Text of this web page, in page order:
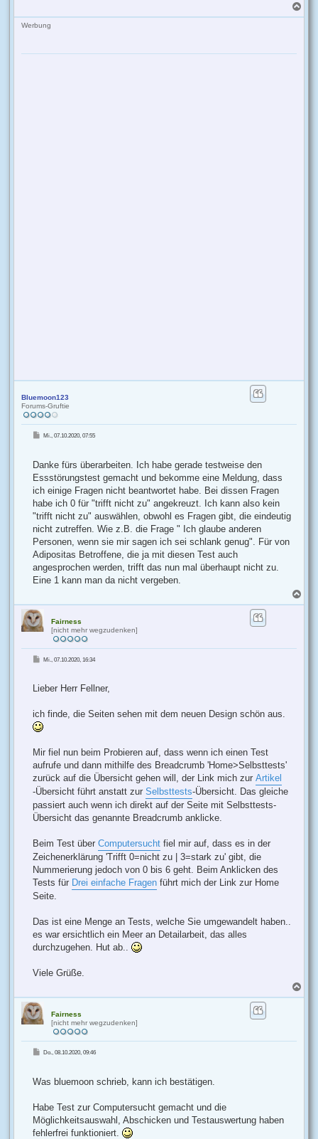
a
Werbung
Bluemoon123
Forums-Gruftie
e
a
g
Mi., 07.10.2020, 07:55
Danke fürs überarbeiten. Ich habe gerade testweise den
Essstörungstest gemacht und bekomme eine Meldung, dass
ich einige Fragen nicht beantwortet habe. Bei dissen Fragen
habe ich 0 für "trifft nicht zu" angekreuzt. Ich kann also kein
"trifft nicht zu" auswählen, obwohl es Fragen gibt, die eindeutig
nicht zutreffen. Wie z.B. die Frage " Ich glaube anderen
Personen, wenn sie mir sagen ich sei schlank genug". Für von
Adipositas Betroffene, die ja mit diesen Test auch
angesprochen werden, trifft das nun mal überhaupt nicht zu.
Eine 1 kann man da nicht vergeben.
a
Fairness
[nicht mehr wegzudenken]
e
a
g
Mi., 07.10.2020, 16:34
Lieber Herr Fellner,
ich finde, die Seiten sehen mit dem neuen Design schön aus.
Mir fiel nun beim Probieren auf, dass wenn ich einen Test
aufrufe und dann mithilfe des Breadcrumb 'Home>Selbsttests'
zurück auf die Übersicht gehen will, der Link mich zur Artikel
-Übersicht führt anstatt zur Selbsttests-Übersicht. Das gleiche
passiert auch wenn ich direkt auf der Seite mit Selbsttests-
Übersicht das genannte Breadcrumb anklicke.
Beim Test über Computersucht fiel mir auf, dass es in der
Zeichenerklärung 'Trifft 0=nicht zu | 3=stark zu' gibt, die
Nummerierung jedoch von 0 bis 6 geht. Beim Anklicken des
Tests für Drei einfache Fragen führt mich der Link zur Home
Seite.
Das ist eine Menge an Tests, welche Sie umgewandelt haben..
es war ersichtlich ein Meer an Detailarbeit, das alles
durchzugehen. Hut ab..
Viele Grüße.
a
Fairness
[nicht mehr wegzudenken]
e
a
g
Do., 08.10.2020, 09:46
Was bluemoon schrieb, kann ich bestätigen.
Habe Test zur Computersucht gemacht und die
Möglichkeitsauswahl, Abschicken und Testauswertung haben
fehlerfrei funktioniert.